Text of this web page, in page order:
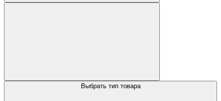
Выбрать тип товара